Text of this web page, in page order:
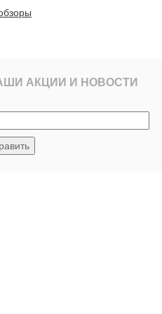
АКЦИИ И НОВОСТИ